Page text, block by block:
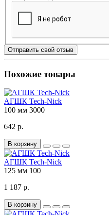
Отправить свой отзыв
Похожие товары
АГШК Tech-Nick
100 мм 3000
642 р.
В корзину
АГШК Tech-Nick
125 мм 100
1 187 р.
В корзину